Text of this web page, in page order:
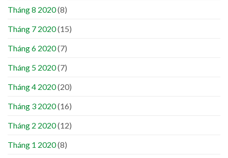
Tháng 8 2020(8)
Tháng 7 2020(15)
Tháng 6 2020(7)
Tháng 5 2020(7)
Tháng 4 2020(20)
Tháng 3 2020(16)
Tháng 2 2020(12)
Tháng 1 2020(8)